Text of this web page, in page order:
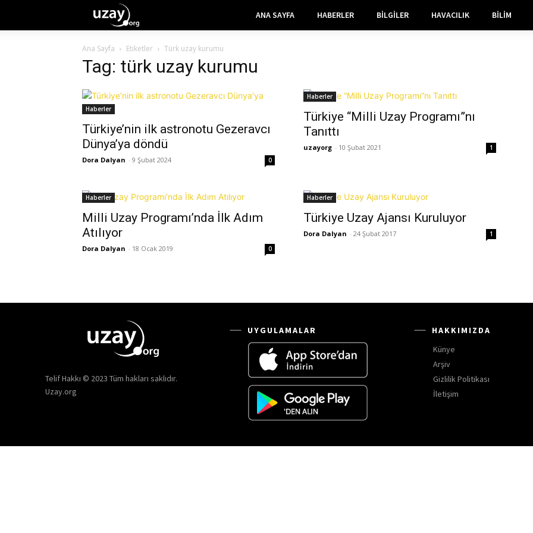
ANA SAYFA HABERLER BILGILER HAVACILIK BILIM
Ana Sayfa Etiketler Türk uzay kurumu
Tag: türk uzay kurumu
Haberler
Türkiye’nin ilk astronotu Gezeravcı
Dünya’ya döndü
Dora Dalyan - 9 Şubat 2024 0
Haberler
Türkiye “Milli Uzay Programı”nı
Tanıttı
uzayorg - 10 Şubat 2021 1
Haberler
Milli Uzay Programı’nda İlk Adım
Atılıyor
Dora Dalyan - 18 Ocak 2019 0
Haberler
Türkiye Uzay Ajansı Kuruluyor
Dora Dalyan - 24 Şubat 2017 1
Telif Hakkı © 2023 Tüm hakları saklıdır.
Uzay.org
UYGULAMALAR
HAKKIMIZDA
Künye
Arşiv
Gizlilik Politikası
İletişim